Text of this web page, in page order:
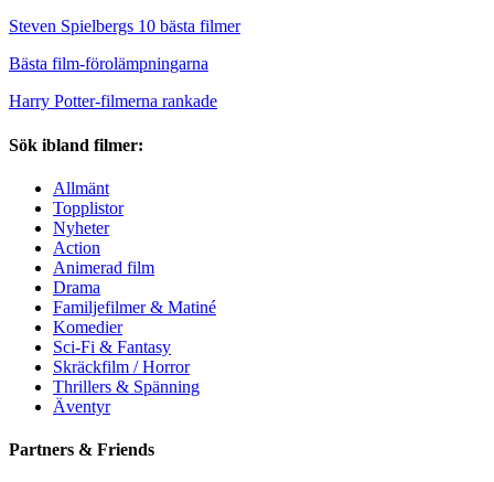
Steven Spielbergs 10 bästa filmer
Bästa film-förolämpningarna
Harry Potter-filmerna rankade
Sök ibland filmer:
Allmänt
Topplistor
Nyheter
Action
Animerad film
Drama
Familjefilmer & Matiné
Komedier
Sci-Fi & Fantasy
Skräckfilm / Horror
Thrillers & Spänning
Äventyr
Partners & Friends